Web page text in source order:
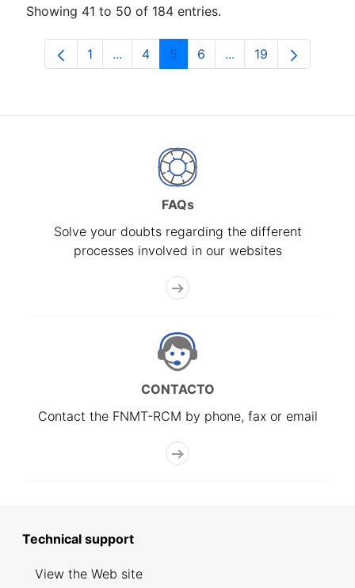
Showing 41 to 50 of 184 entries.
Page
1 ...Intermediate Pages Use TAB to
Page
4 Page
5 Page
6 ...Intermediate Pages
Page
19
FAQs
Solve your doubts regarding the different
processes involved in our websites
CONTACTO
Contact the FNMT-RCM by phone, fax or email
Technical support
View the Web site